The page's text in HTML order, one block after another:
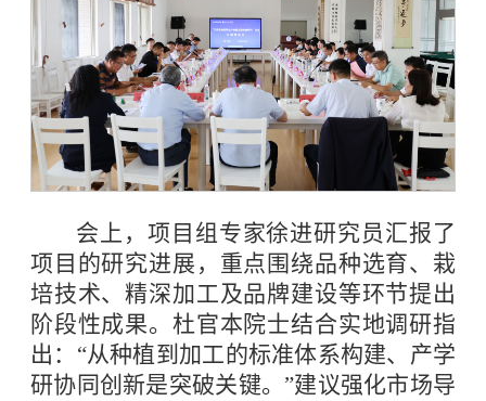
会上，项目组专家徐进研究员汇报了
项目的研究进展，重点围绕品种选育、栽
培技术、精深加工及品牌建设等环节提出
阶段性成果。杜官本院士结合实地调研指
出：“从种植到加工的标准体系构建、产学
研协同创新是突破关键。”建议强化市场导